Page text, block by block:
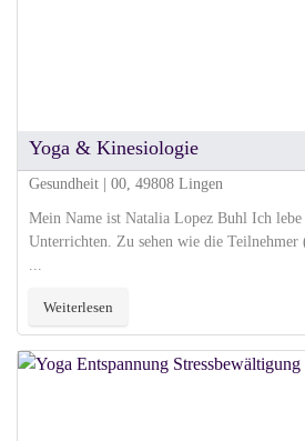
Yoga & Kinesiologie
Gesundheit | 00, 49808 Lingen
Mein Name ist Natalia Lopez Buhl Ich
Unterrichten. Zu sehen wie die Teilnehmer
...
Weiterlesen